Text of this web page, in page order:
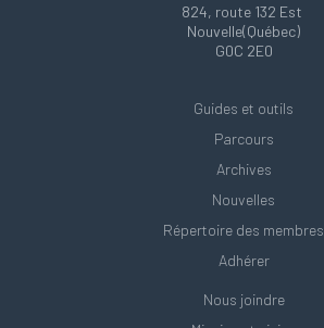
824, route 132 Est
Nouvelle(Québec)
G0C 2E0
Guides et outils
Parcours
Archives
Nouvelles
Répertoire des membres
Adhérer
Nous joindre